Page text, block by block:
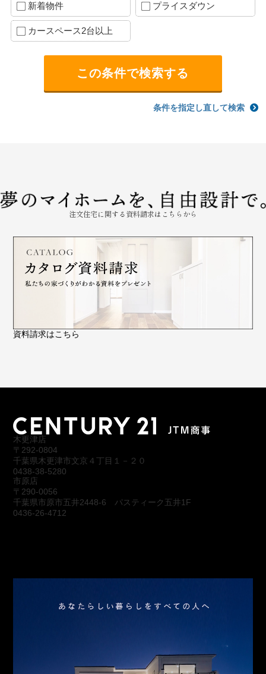
新着物件 プライスダウン
カースペース2台以上
条件を指定し直して検索
注文住宅に関する資料請求はこちらから
資料請求はこちら
木更津店
〒292-0804
千葉県木更津市文京４丁目１－２０
0438-38-5280
市原店
〒290-0056
千葉県市原市五井2448-6 パスティーク五井1F
0436-26-4712